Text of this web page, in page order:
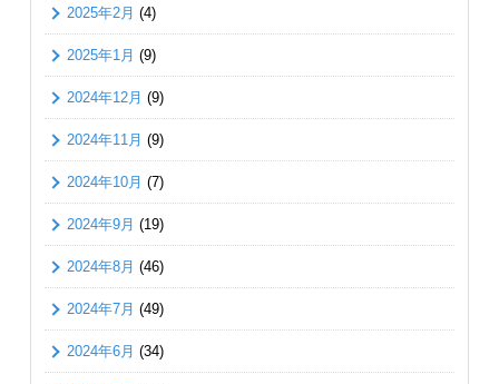
2025年2月 (4)
2025年1月 (9)
2024年12月 (9)
2024年11月 (9)
2024年10月 (7)
2024年9月 (19)
2024年8月 (46)
2024年7月 (49)
2024年6月 (34)